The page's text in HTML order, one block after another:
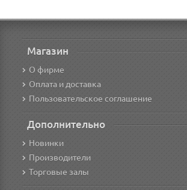
Магазин
О фирме
Оплата и доставка
Пользовательское соглашение
Дополнительно
Новинки
Производители
Торговые залы